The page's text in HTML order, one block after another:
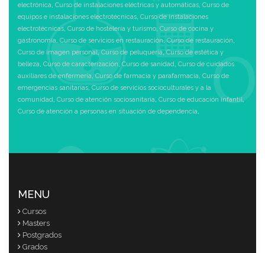
electrónica, Curso de instalaciones eléctricas y automáticas, Curso de
equipos e instalaciones electrotécnicas, Curso de instalaciones
electrotécnicas, Curso de hostelería y turismo, Curso de cocina y
gastronomía, Curso de servicios en restauración, Curso de restauración,
Curso de imagen personal, Curso de peluquería,Curso de estética y
belleza, Curso de caracterización,Curso de sanidad, Curso de cuidados
auxiliares de enfermería,Curso de farmacia y parafarmacia, Curso de
emergencias sanitarias, Curso de servicios socioculturales y a la
comunidad, Curso de atención sociosanitaria, Curso de educación infantil,
Curso de atención a personas en situación de dependencia,
MENU
Cursos
Masters
Postgrados
Grados